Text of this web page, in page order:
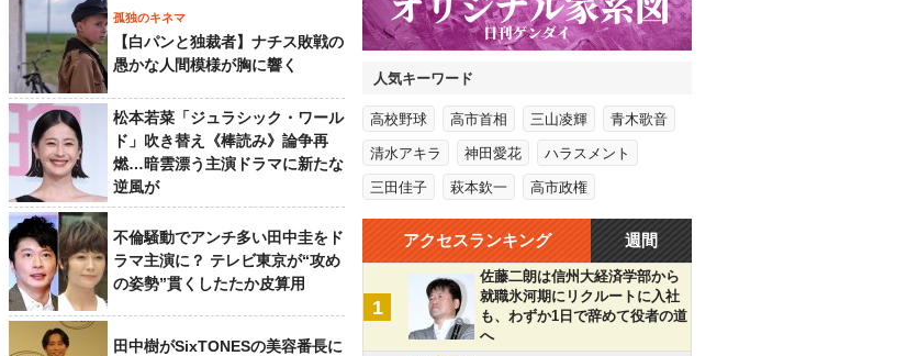
孤独のキネマ
【白パンと独裁者】ナチス敗戦の
愚かな人間模様が胸に響く
松本若菜「ジュラシック・ワール
ド」吹き替え《棒読み》論争再
燃…暗雲漂う主演ドラマに新たな
逆風が
不倫騒動でアンチ多い田中圭をド
ラマ主演に？ テレビ東京が“攻め
の姿勢”貫くしたたか皮算用
田中樹がSixTONESの美容番長に
人気キーワード
高校野球 高市首相 三山凌輝 青木歌音
清水アキラ 神田愛花 ハラスメント
三田佳子 萩本欽一 高市政権
アクセスランキング 週間
1
佐藤二朗は信州大経済学部から
就職氷河期にリクルートに入社
も、わずか1日で辞めて役者の道
へ